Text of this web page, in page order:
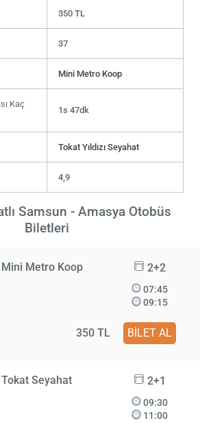
350 TL
37
Mini Metro Koop
Kaç
1s 47dk
Tokat Yıldızı Seyahat
4,9
Samsun - Amasya Otobüs
Biletleri
Mini Metro Koop 2+2
07:45
09:15
350 TL BİLET AL
Tokat Seyahat 2+1
09:30
11:00